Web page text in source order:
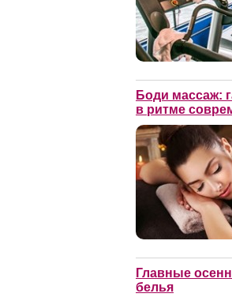
Боди массаж:
в ритме
Главные
белья